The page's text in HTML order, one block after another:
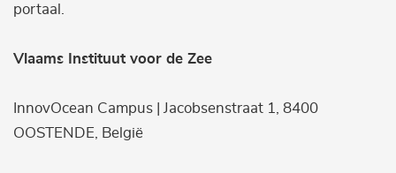
portaal.
Vlaams Instituut voor de Zee
InnovOcean Campus | Jacobsenstraat 1, 8400
OOSTENDE, België